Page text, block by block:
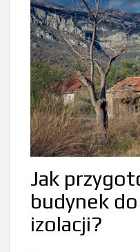
Jak
budynek
izolacji?